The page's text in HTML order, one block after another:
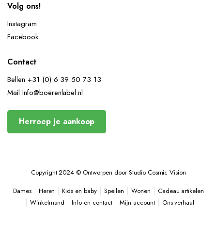
Volg ons!
Instagram
Facebook
Contact
Bellen +31 (0) 6 39 50 73 13
Mail Info@boerenlabel.nl
Herroep je aankoop
Copyright 2024 © Ontworpen door Studio Cosmic Vision
Dames
Heren Kids en baby Spellen Wonen
Cadeau artikelen
Winkelmand
Info en contact Mijn account Ons verhaal